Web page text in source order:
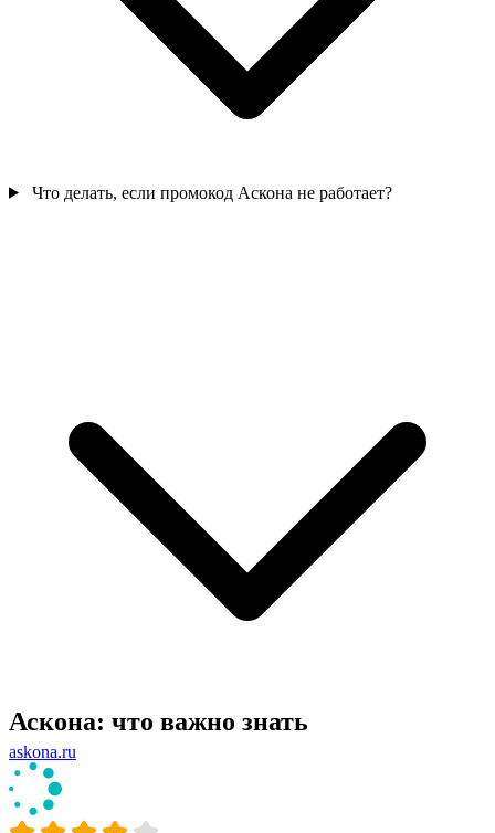
Что делать, если промокод Аскона не работает?
Аскона: что важно знать
askona.ru